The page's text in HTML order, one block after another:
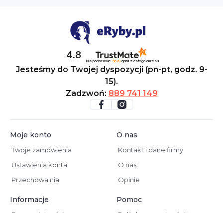
4.8
Na podstawie 5679 opinii z całego okresu
Jesteśmy do Twojej dyspozycji (pn-pt, godz. 9-
15).
Zadzwoń: 889 741 149
Moje konto
Twoje zamówienia
Ustawienia konta
Przechowalnia
O nas
Kontakt i dane firmy
O nas
Opinie
Informacje Pomoc